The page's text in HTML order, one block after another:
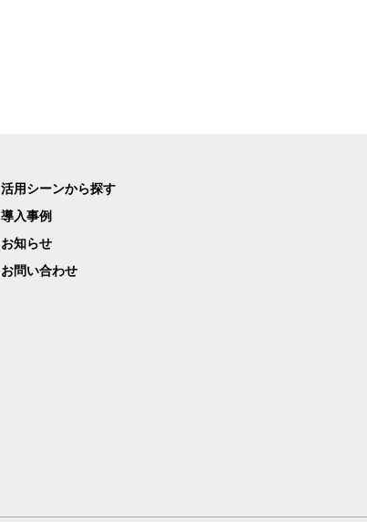
活用シーンから探す
導入事例
お知らせ
お問い合わせ